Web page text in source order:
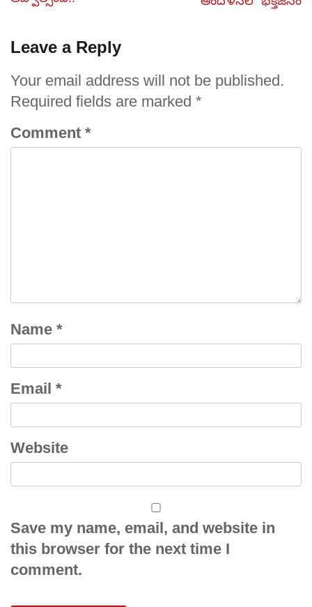
Leave a Reply
Your email address will not be published.
Required fields are marked *
Comment *
Name *
Email *
Website
Save my name, email, and website in
this browser for the next time I
comment.